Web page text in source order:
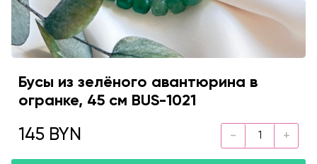
Бусы из зелёного авантюрина в
огранке, 45 см BUS-1021
145 BYN